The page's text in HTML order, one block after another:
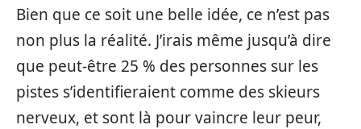
Bien que ce soit une belle idée, ce n’est pas
non plus la réalité. J’irais même jusqu’à dire
que peut-être 25 % des personnes sur les
pistes s’identifieraient comme des skieurs
nerveux, et sont là pour vaincre leur peur,